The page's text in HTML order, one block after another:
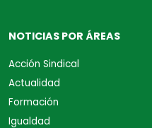
NOTICIAS POR ÁREAS
Acción Sindical
Actualidad
Formación
Igualdad